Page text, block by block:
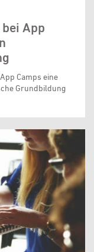
App
Camps eine
Grundbildung